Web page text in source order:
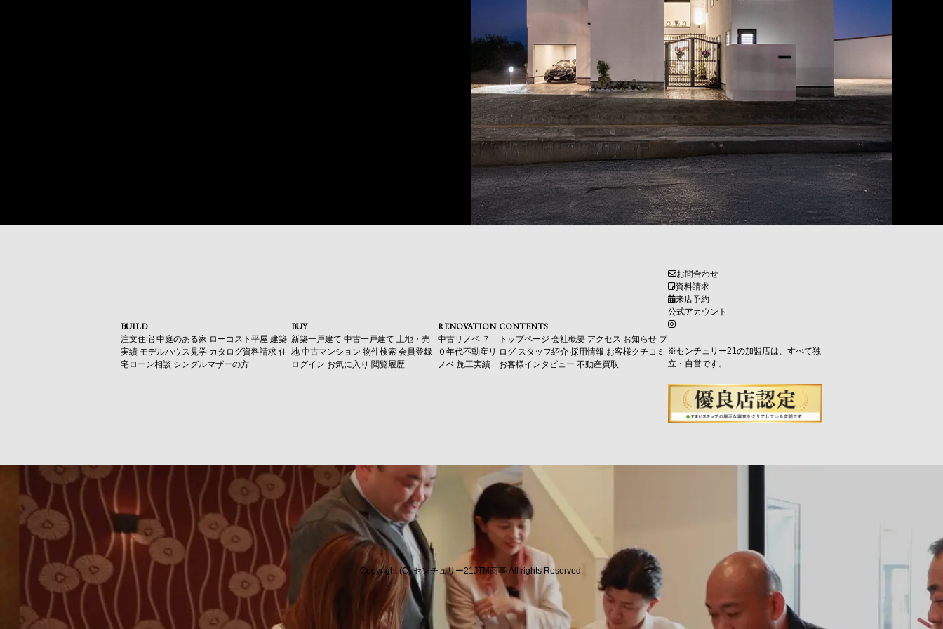
BUILD
注文住宅 中庭のある家 ローコスト平屋 建築
実績 モデルハウス見学 カタログ資料請求 住
宅ローン相談 シングルマザーの方
BUY
新築一戸建て 中古一戸建て 土地・売
地 中古マンション 物件検索 会員登録
ログイン お気に入り 閲覧履歴
RENOVATION
中古リノベ ７
０年代不動産リ
ノベ 施工実績
CONTENTS
トップページ 会社概要 アクセス お知らせ ブ
ログ スタッフ紹介 採用情報 お客様クチコミ
お客様インタビュー 不動産買取
お問合わせ
資料請求
来店予約
公式アカウント
※センチュリー21の加盟店は、すべて独
立・自営です。
Copyright (C) センチュリー21JTM商事 All rights Reserved.